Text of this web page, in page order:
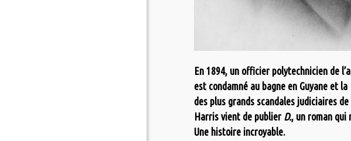
En 1894, un officier polytechnicien de
est condamné au bagne en Guyane et
des plus grands scandales judiciaires
Harris vient de publier D., un roman qui
Une histoire incroyable.